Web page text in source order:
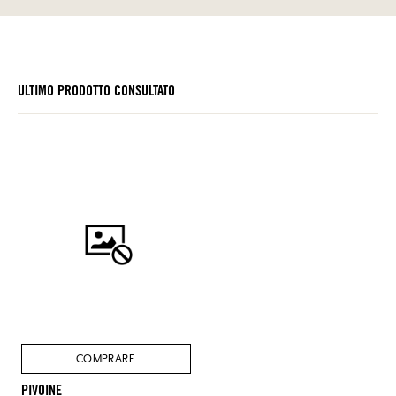
ULTIMO PRODOTTO CONSULTATO
COMPRARE
PIVOINE